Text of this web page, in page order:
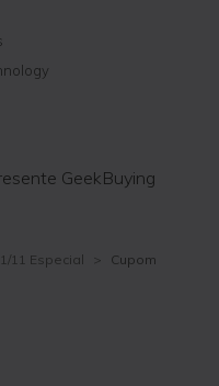
GeekBuying
11 Especial >
Cupom